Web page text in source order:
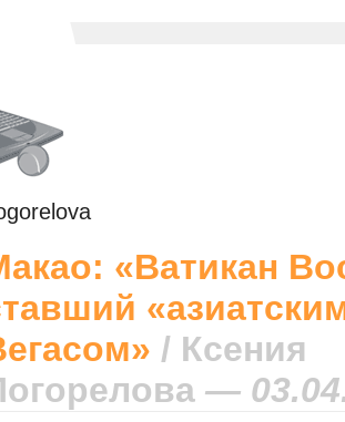
«Ватикан
/ Ксения
—